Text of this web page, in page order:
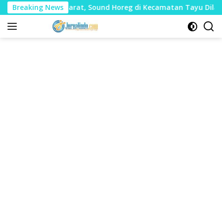
Langsung
ke
konten
Breaking NewsSound Horeg di Kecamatan Tayu Dilarang